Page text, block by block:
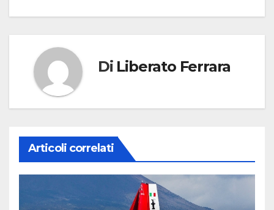
Di Liberato Ferrara
Articoli correlati